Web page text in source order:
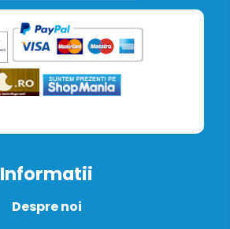
Informatii
Despre noi